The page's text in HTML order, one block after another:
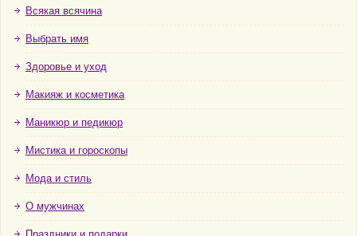
Всякая всячина
Выбрать имя
Здоровье и уход
Макияж и косметика
Маникюр и педикюр
Мистика и гороскопы
Мода и стиль
О мужчинах